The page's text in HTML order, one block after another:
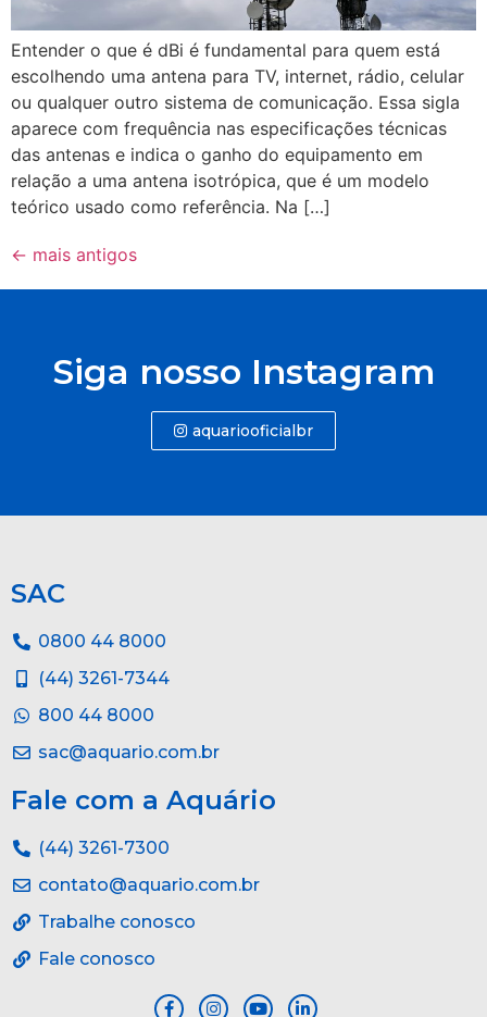
Entender o que é dBi é fundamental para quem está
escolhendo uma antena para TV, internet, rádio, celular
ou qualquer outro sistema de comunicação. Essa sigla
aparece com frequência nas especificações técnicas
das antenas e indica o ganho do equipamento em
relação a uma antena isotrópica, que é um modelo
teórico usado como referência. Na […]
← mais antigos
Siga nosso Instagram
aquariooficialbr
SAC
0800 44 8000
(44) 3261-7344
800 44 8000
sac@aquario.com.br
Fale com a Aquário
(44) 3261-7300
contato@aquario.com.br
Trabalhe conosco
Fale conosco